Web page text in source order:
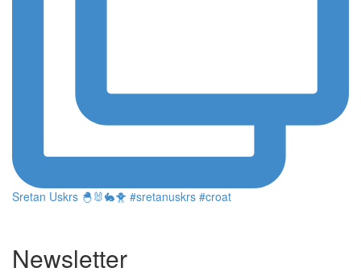
Sretan Uskrs 🐣🐰🐇🐥 #sretanuskrs #croat
Newsletter